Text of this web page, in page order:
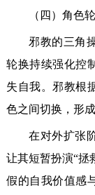
（四）角色
邪教的三角
轮换持续强化控
失自我。邪教根
色之间切换，形
在对外扩张
让其短暂扮演“拯
假的自我价值感